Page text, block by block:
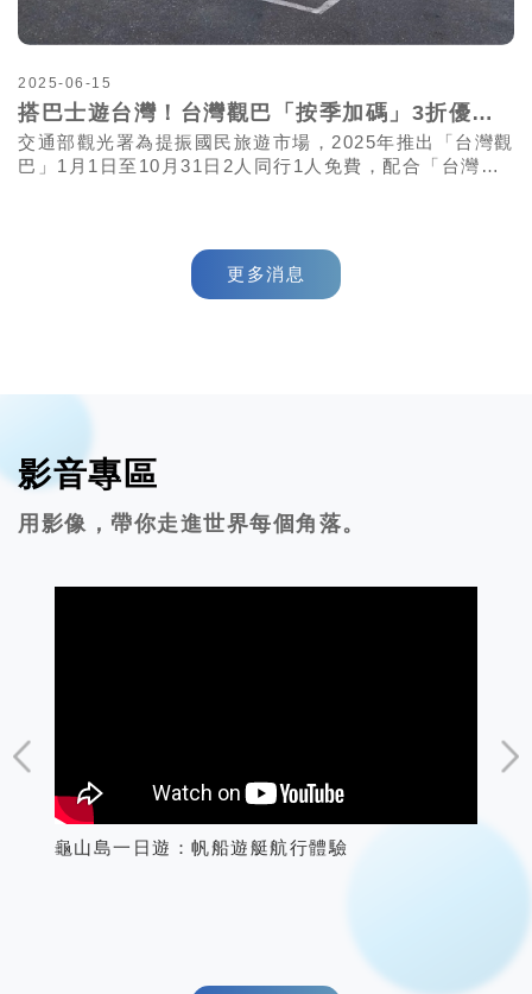
2025-06-15
搭巴士遊台灣！台灣觀巴「按季加碼」3折優惠 2人同行1人免費
交通部觀光署為提振國民旅遊市場，2025年推出「台灣觀
巴」1月1日至10月31日2人同行1人免費，配合「台灣觀
更多消息
影音專區
用影像，帶你走進世界每個角落。
宜蘭一日遊—飛行家旅行社